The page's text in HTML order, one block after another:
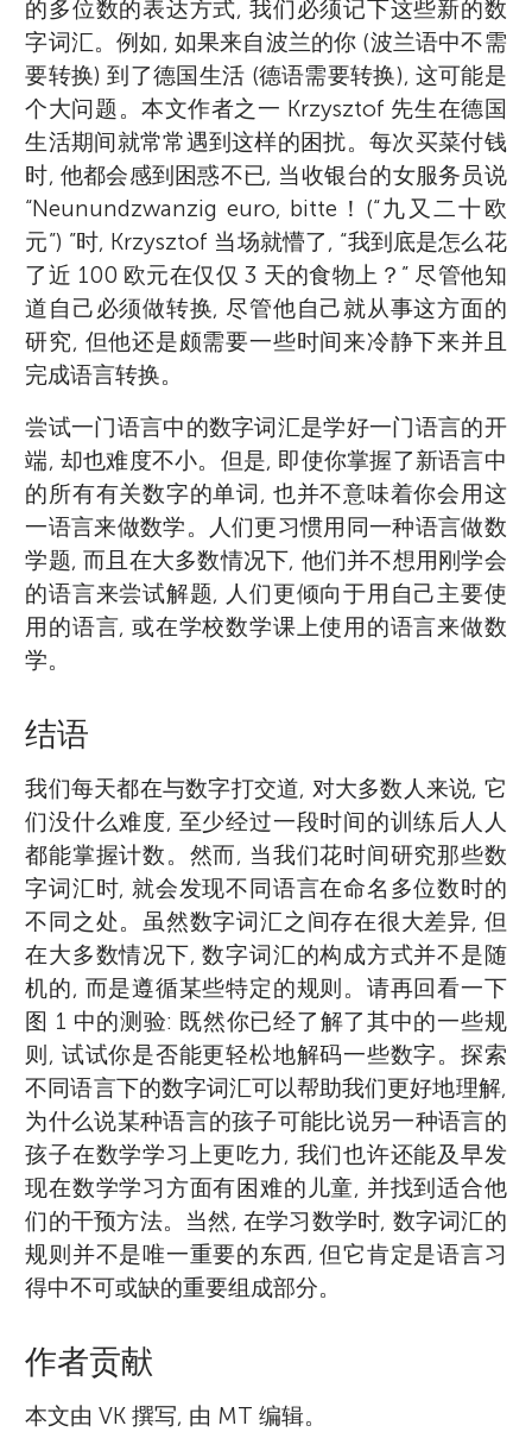
的多位数的表达方式, 我们必须记下这些新的数
字词汇。例如, 如果来自波兰的你 (波兰语中不需
要转换) 到了德国生活 (德语需要转换), 这可能是
个大问题。本文作者之一 Krzysztof 先生在德国
生活期间就常常遇到这样的困扰。每次买菜付钱
时, 他都会感到困惑不已, 当收银台的女服务员说
“Neunundzwanzig euro, bitte！(“九又二十欧
元”) ”时, Krzysztof 当场就懵了, “我到底是怎么花
了近 100 欧元在仅仅 3 天的食物上？” 尽管他知
道自己必须做转换, 尽管他自己就从事这方面的
研究, 但他还是颇需要一些时间来冷静下来并且
完成语言转换。
尝试一门语言中的数字词汇是学好一门语言的开
端, 却也难度不小。但是, 即使你掌握了新语言中
的所有有关数字的单词, 也并不意味着你会用这
一语言来做数学。人们更习惯用同一种语言做数
学题, 而且在大多数情况下, 他们并不想用刚学会
的语言来尝试解题, 人们更倾向于用自己主要使
用的语言, 或在学校数学课上使用的语言来做数
学。
结语
我们每天都在与数字打交道, 对大多数人来说, 它
们没什么难度, 至少经过一段时间的训练后人人
都能掌握计数。然而, 当我们花时间研究那些数
字词汇时, 就会发现不同语言在命名多位数时的
不同之处。虽然数字词汇之间存在很大差异, 但
在大多数情况下, 数字词汇的构成方式并不是随
机的, 而是遵循某些特定的规则。请再回看一下
图 1 中的测验: 既然你已经了解了其中的一些规
则, 试试你是否能更轻松地解码一些数字。探索
不同语言下的数字词汇可以帮助我们更好地理解,
为什么说某种语言的孩子可能比说另一种语言的
孩子在数学学习上更吃力, 我们也许还能及早发
现在数学学习方面有困难的儿童, 并找到适合他
们的干预方法。当然, 在学习数学时, 数字词汇的
规则并不是唯一重要的东西, 但它肯定是语言习
得中不可或缺的重要组成部分。
作者贡献
本文由 VK 撰写, 由 MT 编辑。